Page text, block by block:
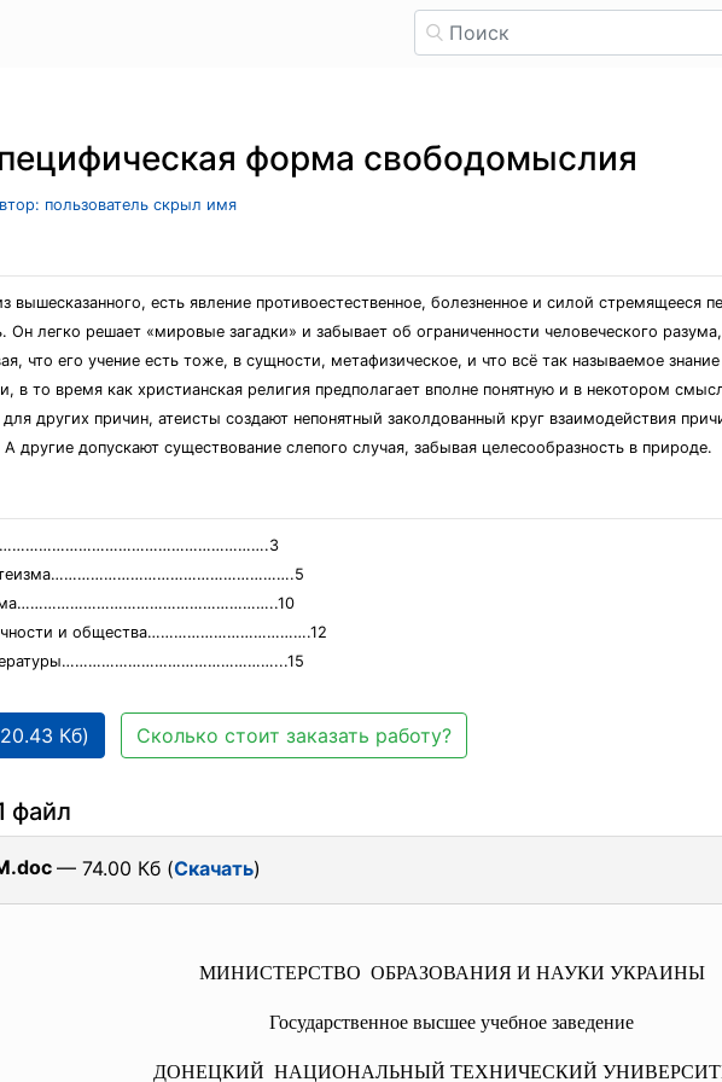
форма свободомыслия
пользователь скрыл имя
есть явление противоестественное, болезненное и силой стремящееся
Он легко решает «мировые загадки» и забывает об ограниченности человеческого
что его учение есть тоже, в сущности, метафизическое, и что всё так называемое
в то время как христианская религия предполагает вполне понятную и в некотором
других причин, атеисты создают непонятный заколдованный круг взаимодействия
другие допускают существование слепого случая, забывая целесообразность в природе.
атеизма……………………………………………….5
и общества……………………………….12
Кб) Сколько стоит заказать работу?
файл
— 74.00 Кб (Скачать)
МИНИСТЕРСТВО ОБРАЗОВАНИЯ И НАУКИ УКРАИНЫ
Государственное высшее учебное заведение
ДОНЕЦКИЙ НАЦИОНАЛЬНЫЙ ТЕХНИЧЕСКИЙ